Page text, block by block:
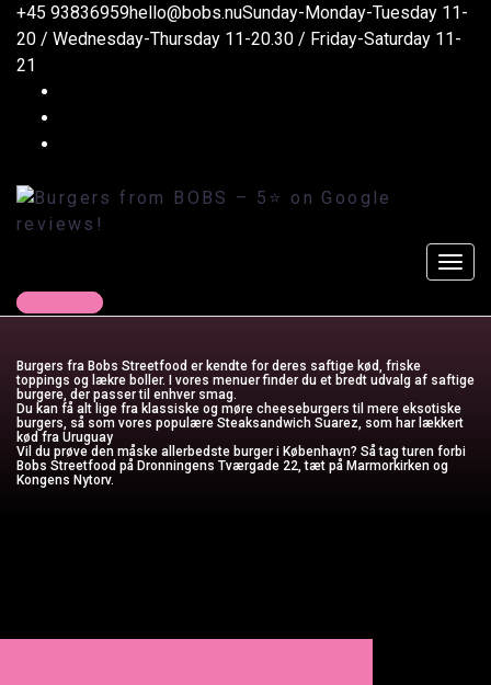
+45 93836959hello@bobs.nuSunday-Monday-Tuesday 11-
20 / Wednesday-Thursday 11-20.30 / Friday-Saturday 11-
21
Contact us
København
Burgers fra Bobs Streetfood er kendte for deres saftige kød, friske
toppings og lækre boller. I vores menuer finder du et bredt udvalg af saftige
burgere, der passer til enhver smag.
Du kan få alt lige fra klassiske og møre cheeseburgers til mere eksotiske
burgers, så som vores populære Steaksandwich Suarez, som har lækkert
kød fra Uruguay
Vil du prøve den måske allerbedste burger i København? Så tag turen forbi
Bobs Streetfood på Dronningens Tværgade 22, tæt på Marmorkirken og
Kongens Nytorv.